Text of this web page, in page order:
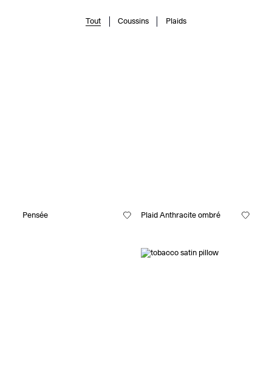
Tout Coussins Plaids
Pensée Plaid Anthracite ombré